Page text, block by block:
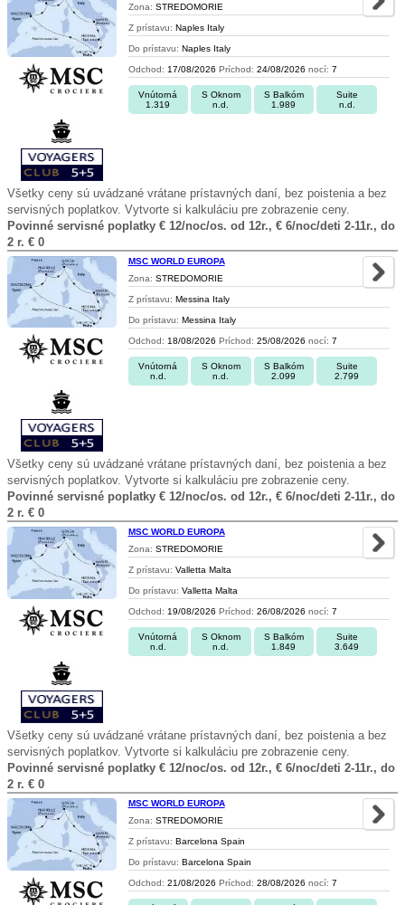
Zona: STREDOMORIE
Z prístavu: Naples Italy
Do prístavu: Naples Italy
Odchod: 17/08/2026 Príchod: 24/08/2026 nocí: 7
Vnútorná
1.319
S Oknom
n.d.
S Balkóm
1.989
Suite
n.d.
Všetky ceny sú uvádzané vrátane prístavných daní, bez poistenia a bez
servisných poplatkov. Vytvorte si kalkuláciu pre zobrazenie ceny.
Povinné servisné poplatky € 12/noc/os. od 12r., € 6/noc/deti 2-11r., do
2 r. € 0
MSC WORLD EUROPA
Zona: STREDOMORIE
Z prístavu: Messina Italy
Do prístavu: Messina Italy
Odchod: 18/08/2026 Príchod: 25/08/2026 nocí: 7
Vnútorná
n.d.
S Oknom
n.d.
S Balkóm
2.099
Suite
2.799
Všetky ceny sú uvádzané vrátane prístavných daní, bez poistenia a bez
servisných poplatkov. Vytvorte si kalkuláciu pre zobrazenie ceny.
Povinné servisné poplatky € 12/noc/os. od 12r., € 6/noc/deti 2-11r., do
2 r. € 0
MSC WORLD EUROPA
Zona: STREDOMORIE
Z prístavu: Valletta Malta
Do prístavu: Valletta Malta
Odchod: 19/08/2026 Príchod: 26/08/2026 nocí: 7
Vnútorná
n.d.
S Oknom
n.d.
S Balkóm
1.849
Suite
3.649
Všetky ceny sú uvádzané vrátane prístavných daní, bez poistenia a bez
servisných poplatkov. Vytvorte si kalkuláciu pre zobrazenie ceny.
Povinné servisné poplatky € 12/noc/os. od 12r., € 6/noc/deti 2-11r., do
2 r. € 0
MSC WORLD EUROPA
Zona: STREDOMORIE
Z prístavu: Barcelona Spain
Do prístavu: Barcelona Spain
Odchod: 21/08/2026 Príchod: 28/08/2026 nocí: 7